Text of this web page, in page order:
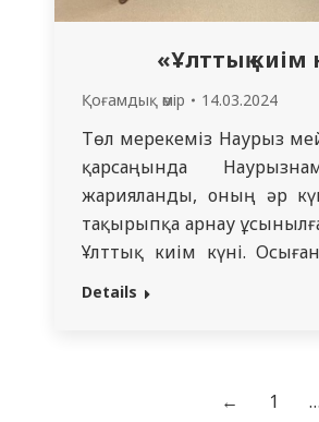
«Ұлттық киім
Қоғамдық өмір 14.03.2024
Төл мерекеміз Наурыз
қарсаңында
жарияланды, оның әр
тақырыпқа арнау
Ұлттық киім күні.
аурулары
құндылықты насихаттау,
Details
← 1 …